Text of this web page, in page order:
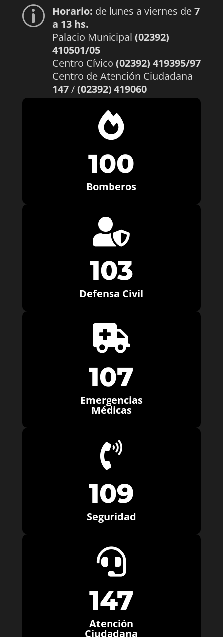
p Horario: de lunes a viernes de7
a 13 hs.
Palacio Municipal (02392)
410501/05
Centro Cívico (02392) 419395/97
Centro de Atención Ciudadana
147/(02392) 419060

100
Bomberos

103
Defensa Civil

107
Emergencias
Médicas

109
Seguridad

147
Atención
Ciudadana